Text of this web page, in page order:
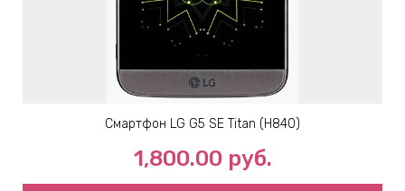
Смартфон LG G5 SE Titan (H840)
1,800.00 руб.